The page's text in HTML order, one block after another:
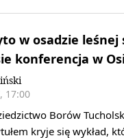
w osadzie leśnej
konferencja w
17:00
Borów
kryje się wykład,